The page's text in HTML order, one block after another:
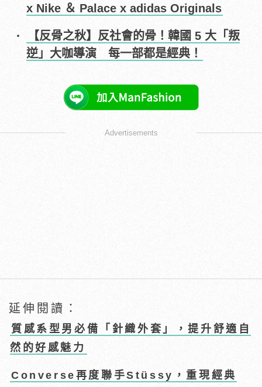
x Nike ＆ Palace x adidas Originals
【反骨之秋】反社會的骨！韓國 5 大「叛
逆」大咖導演 每一部都是經典！
Advertisements
延伸閱讀：
質感系型男必備「針織外套」，提升舒適自
然的好感魅力
Converse再度聯手Stüssy，重現經典